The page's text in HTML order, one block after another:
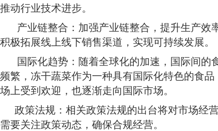
推动行业技术进步。
产业链整合：加强产业链整合，提升生产效
积极拓展线上线下销售渠道，实现可持续发展。
国际化趋势：随着全球化的加速，国际间的
频繁，冻干蔬菜作为一种具有国际化特色的食
场上受到欢迎，也逐渐走向国际市场。
政策法规：相关政策法规的出台将对市场经
需要关注政策动态，确保合规经营。